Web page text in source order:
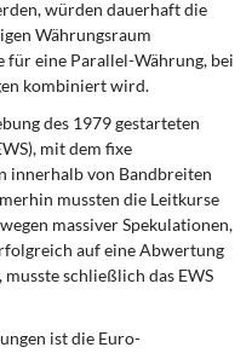
würden dauerhaft die
Währungsraum
für eine Parallel-Währung, bei
kombiniert wird.
des 1979 gestarteten
mit dem fixe
innerhalb von Bandbreiten
mussten die Leitkurse
massiver Spekulationen,
auf eine Abwertung
schließlich das EWS
ist die Euro-